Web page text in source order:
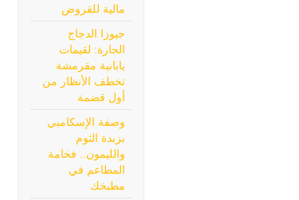
مالية للقروض
جيوزا الدجاج
الحارة: لقيمات
يابانية مقرمشة
تخطف الأنظار من
أول قضمة
وصفة الإسكامبي
بزبدة الثوم
والليمون.. فخامة
المطاعم في
مطبخك